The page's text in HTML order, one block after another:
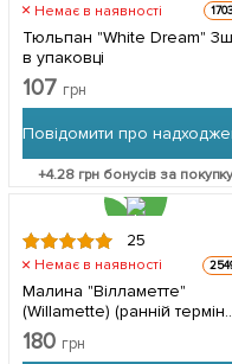
Немає в наявності
Тюльпан "White Dream"
в упаковці
107 грн
Повідомити про
+4.28грн бонусів за
25
Немає в наявності
Малина "Вілламетте"
(Willamette) (ранній термін
дозрівання, сорт добре
стійкий до хвороб) 2 шт в
180 грн